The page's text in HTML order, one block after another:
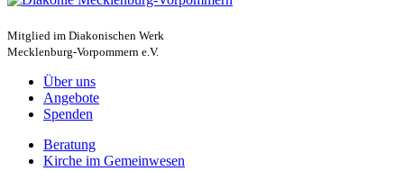
Mitglied im Diakonischen Werk
Mecklenburg-Vorpommern e.V.
Über uns
Angebote
Spenden
Beratung
Kirche im Gemeinwesen